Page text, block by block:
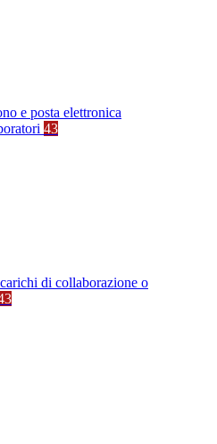
e posta elettronica
43
di collaborazione o